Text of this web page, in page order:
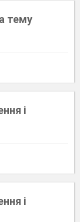
тему
і
і